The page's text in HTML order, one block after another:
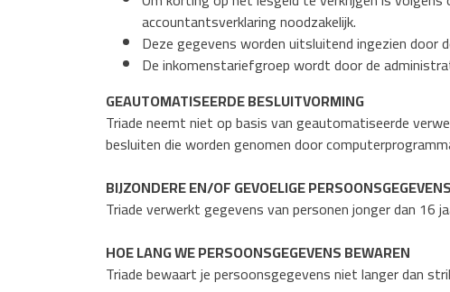
accountantsverklaring noodzakelijk.
Deze gegevens worden uitsluitend ingezien door
De inkomenstariefgroep wordt door de
GEAUTOMATISEERDE BESLUITVORMING
Triade neemt niet op basis van geautomatiseerde
besluiten die worden genomen door
BIJZONDERE EN/OF GEVOELIGE
Triade verwerkt gegevens van personen jonger dan 16
HOE LANG WE PERSOONSGEGEVENS BEWAREN
Triade bewaart je persoonsgegevens niet langer dan